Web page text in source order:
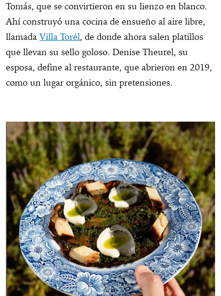
Tomás, que se convirtieron en su lienzo en blanco.
Ahí construyó una cocina de ensueño al aire libre,
llamada Villa Torél, de donde ahora salen platillos
que llevan su sello goloso. Denise Theurel, su
esposa, define al restaurante, que abrieron en 2019,
como un lugar orgánico, sin pretensiones.